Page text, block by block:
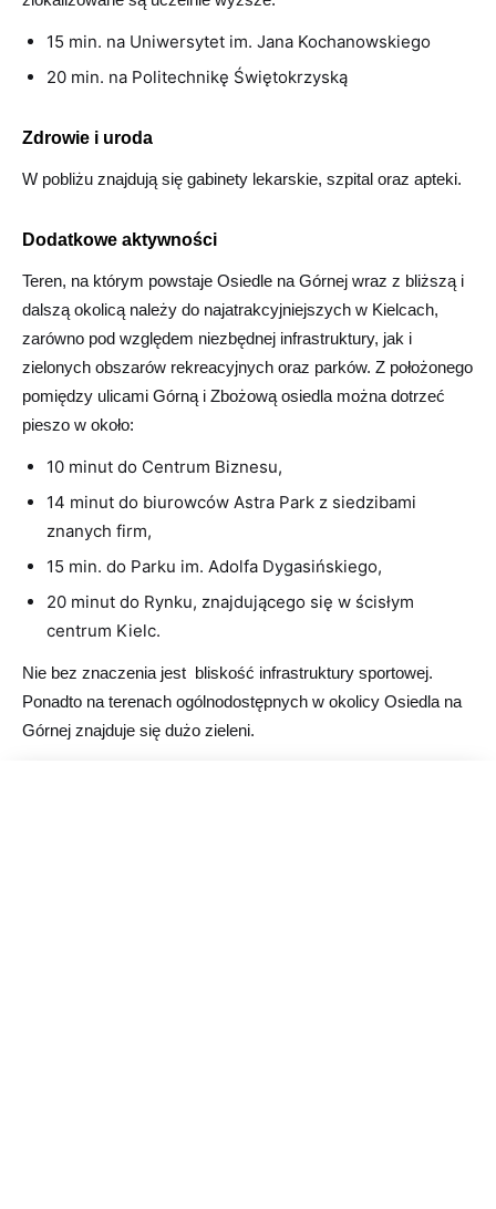
15 min. na Uniwersytet im. Jana Kochanowskiego
20 min. na Politechnikę Świętokrzyską
Zdrowie i uroda
W pobliżu znajdują się gabinety lekarskie, szpital oraz apteki.
Dodatkowe aktywności
Teren, na którym powstaje Osiedle na Górnej wraz z bliższą i
dalszą okolicą należy do najatrakcyjniejszych w Kielcach,
zarówno pod względem niezbędnej infrastruktury, jak i
zielonych obszarów rekreacyjnych oraz parków. Z położonego
pomiędzy ulicami Górną i Zbożową osiedla można dotrzeć
pieszo w około:
10 minut do Centrum Biznesu,
14 minut do biurowców Astra Park z siedzibami
znanych firm,
15 min. do Parku im. Adolfa Dygasińskiego,
20 minut do Rynku, znajdującego się w ścisłym
centrum Kielc.
Nie bez znaczenia jest bliskość infrastruktury sportowej.
Ponadto na terenach ogólnodostępnych w okolicy Osiedla na
Górnej znajduje się dużo zieleni.